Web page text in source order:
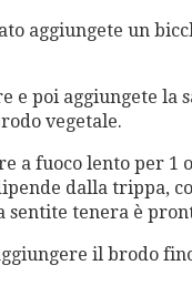
aggiungete un
e poi aggiungete la
vegetale.
a fuoco lento per 1
dalla trippa,
sentite tenera è
il brodo